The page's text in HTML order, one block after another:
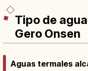
Tipo de
Gero Onsen
Aguas termales